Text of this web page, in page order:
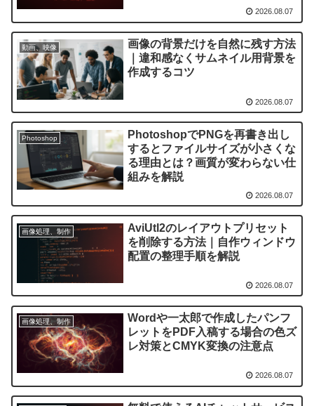
2026.08.07
動画、映像
画像の背景だけを自然に残す方法
｜違和感なくサムネイル用背景を
作成するコツ
2026.08.07
Photoshop
PhotoshopでPNGを再書き出し
するとファイルサイズが小さくな
る理由とは？画質が変わらない仕
組みを解説
2026.08.07
画像処理、制作
AviUtl2のレイアウトプリセット
を削除する方法｜自作ウィンドウ
配置の整理手順を解説
2026.08.07
画像処理、制作
Wordや一太郎で作成したパンフ
レットをPDF入稿する場合の色ズ
レ対策とCMYK変換の注意点
2026.08.07